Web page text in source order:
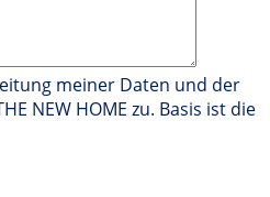
meiner Daten und der
NEW HOME zu. Basis ist die